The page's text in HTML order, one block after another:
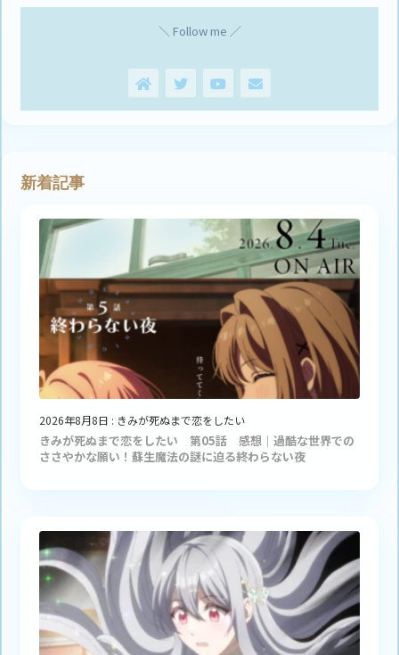
＼ Follow me ／
新着記事
2026年8月8日 : きみが死ぬまで恋をしたい
きみが死ぬまで恋をしたい 第05話 感想｜過酷な世界での
ささやかな願い！蘇生魔法の謎に迫る終わらない夜